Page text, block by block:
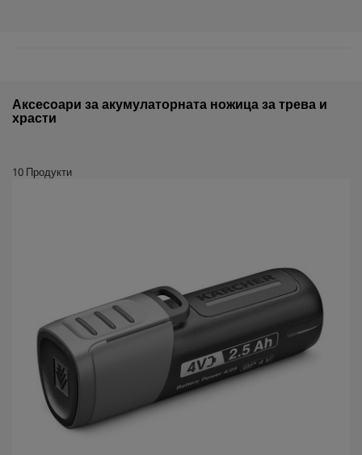
Аксесоари за акумулаторната ножица за трева и
храсти
10 Продукти